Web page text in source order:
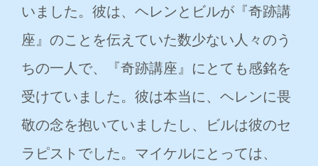
いました。彼は、ヘレンとビルが『奇跡講
座』のことを伝えていた数少ない人々のう
ちの一人で、『奇跡講座』にとても感銘を
受けていました。彼は本当に、ヘレンに畏
敬の念を抱いていましたし、ビルは彼のセ
ラピストでした。マイケルにとっては、